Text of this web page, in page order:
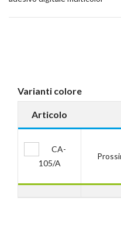
Varianti colore
Articolo
CA-
105/A